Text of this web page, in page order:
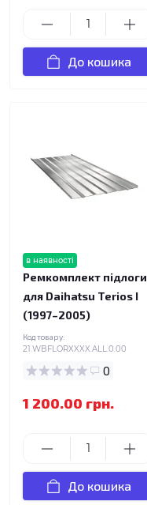
До кошика
в наявності
Ремкомплект підлоги
для Daihatsu Terios I
(1997–2005)
Код товару:
21.WBFLORXXXX.ALL.0.00
0
1 200.00 грн.
До кошика